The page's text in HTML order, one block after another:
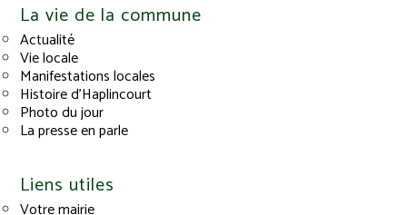
La vie de la commune
Actualité
Vie locale
Manifestations locales
Histoire d’Haplincourt
Photo du jour
La presse en parle
Liens utiles